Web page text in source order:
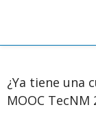
¿Ya tiene una
MOOC TecNM